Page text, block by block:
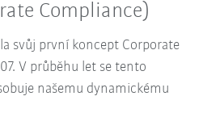
Compliance)
svůj první koncept Corporate
V průběhu let se tento
našemu dynamickému